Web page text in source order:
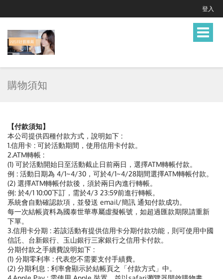
登入
Toggle
購物須知
【付款須知】
本公司提供四種付款方式，說明如下 :
1.信用卡 : 可於活動期間，使用信用卡付款。
2.ATM轉帳 :
(1) 可於活動開始日至活動截止日前兩日，選擇ATM轉帳付款。
例 : 活動日期為 4/1~4/30，可於4/1~4/28期間選擇ATM轉帳付款。
(2) 選擇ATM轉帳付款後，須於兩日內進行轉帳。
例: 於4/1 10:00下訂，需於4/3 23:59前進行轉帳。
系統會自動確認款項，並發送 email/簡訊 通知付款成功。
每一次結帳資料為國泰世華專屬虛擬帳號，如超過匯款期限請重新
下單。
3.信用卡分期 : 若該活動有提供信用卡分期付款功能，則可使用中國
信託、台新銀行、玉山銀行三家銀行之信用卡付款。
分期付款之手續費說明如下 :
(1) 分期零利率 : 代表您不需要支付手績費。
(2) 分期利息 : 利率會顯示於結帳頁之「付款方式」中。